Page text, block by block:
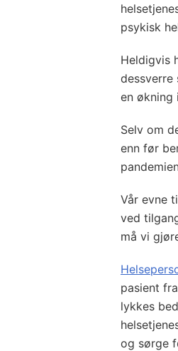
psykisk
Heldigvis
dessverre
en økning
Selv om
enn før
Vår evne
ved
må vi
pasient
lykkes
og sørge